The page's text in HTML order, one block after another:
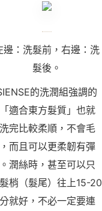
邊：洗髮前，右邊：洗
髮後。
的洗潤組強調的
適合東方髮質」也就
完比較柔順，不會毛
而且可以更柔韌有彈
潤絲時，甚至可以只
梢（髮尾）往上15-20
就好，不必一定要連